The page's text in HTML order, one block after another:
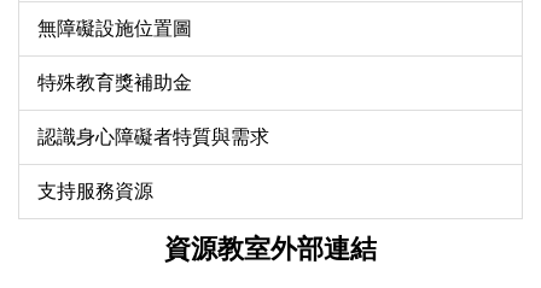
無障礙設施位置圖
特殊教育獎補助金
認識身心障礙者特質與需求
支持服務資源
資源教室外部連結